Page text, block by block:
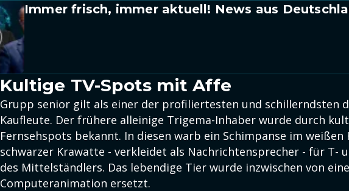
Immer frisch, immer aktuell! News aus
Kultige TV-Spots mit Affe
Grupp senior gilt als einer der profiliertesten und schillerndsten
Kaufleute. Der frühere alleinige Trigema-Inhaber wurde durch
Fernsehspots bekannt. In diesen warb ein Schimpanse im
schwarzer Krawatte - verkleidet als Nachrichtensprecher - für T-
des Mittelständlers. Das lebendige Tier wurde inzwischen von
Computeranimation ersetzt.